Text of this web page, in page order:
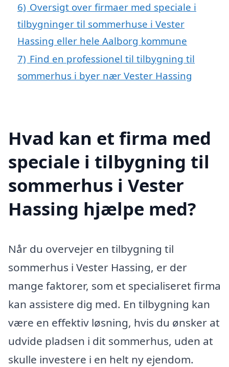
6) Oversigt over firmaer med speciale i
tilbygninger til sommerhuse i Vester
Hassing eller hele Aalborg kommune
7) Find en professionel til tilbygning til
sommerhus i byer nær Vester Hassing
Hvad kan et firma med
speciale i tilbygning til
sommerhus i Vester
Hassing hjælpe med?
Når du overvejer en tilbygning til
sommerhus i Vester Hassing, er der
mange faktorer, som et specialiseret firma
kan assistere dig med. En tilbygning kan
være en effektiv løsning, hvis du ønsker at
udvide pladsen i dit sommerhus, uden at
skulle investere i en helt ny ejendom.